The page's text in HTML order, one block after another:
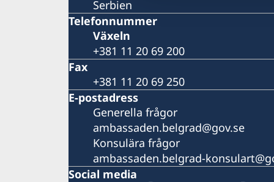
Serbien
Telefonnummer
Växeln
+381 11 20 69 200
Fax
+381 11 20 69 250
E-postadress
Generella frågor
ambassaden.belgrad@gov.se
Konsulära frågor
ambassaden.belgrad-
Social media